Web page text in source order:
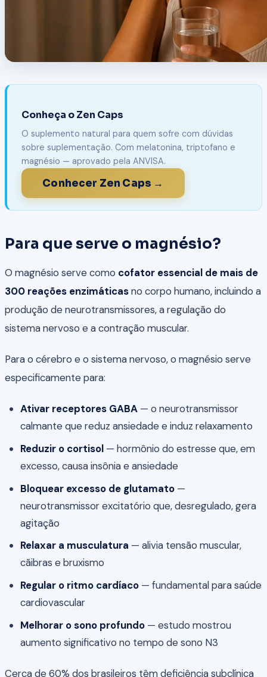
Conheça o Zen Caps
O suplemento natural para quem sofre com dúvidas
sobre suplementação. Com melatonina, triptofano e
magnésio — aprovado pela ANVISA.
Conhecer Zen Caps →
Para que serve o magnésio?
O magnésio serve como cofator essencial de mais de
300 reações enzimáticasno corpo humano, incluindo a
produção de neurotransmissores, a regulação do
sistema nervoso e a contração muscular.
Para o cérebro e o sistema nervoso, o magnésio serve
especificamente para:
Ativar receptores GABA— o neurotransmissor
calmante que reduz ansiedade e induz relaxamento
Reduzir o cortisol— hormônio do estresse que, em
excesso, causa insônia e ansiedade
Bloquear excesso de glutamato—
neurotransmissor excitatório que, desregulado, gera
agitação
Relaxar a musculatura — alivia tensão muscular,
cãibras e bruxismo
Regular o ritmo cardíaco— fundamental para saúde
cardiovascular
Melhorar o sono profundo— estudo mostrou
aumento significativo no tempo de sono N3
Cerca de 60% dos brasileiros têm deficiência subclínica